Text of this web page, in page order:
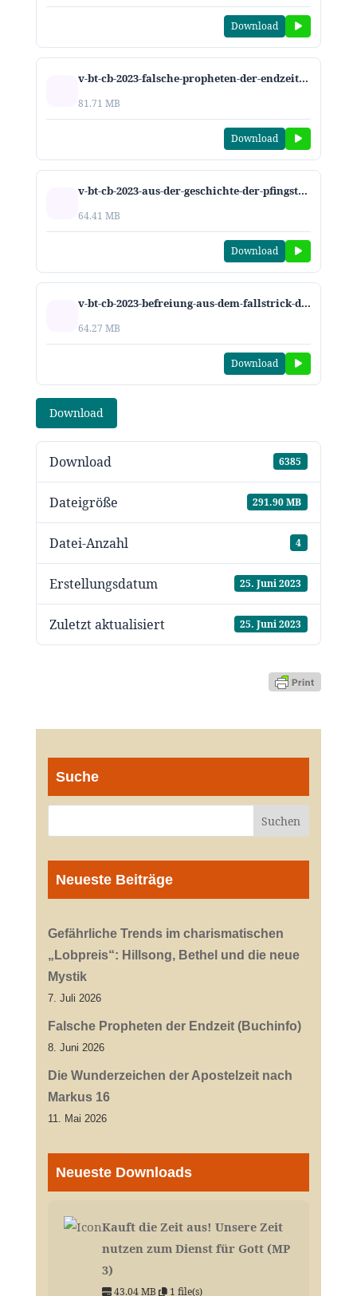
Download
Download 6385
Dateigröße 291.90 MB
Datei-Anzahl 4
Erstellungsdatum 25. Juni 2023
Zuletzt aktualisiert 25. Juni 2023
Download
v-bt-cb-2023-falsche-propheten-der-endzeit.mp3
81.71 MB
Download
v-bt-cb-2023-aus-der-geschichte-der-pfingstbewegung.mp3
64.41 MB
Download
v-bt-cb-2023-befreiung-aus-dem-fallstrick-der-verfuehrung.mp3
64.27 MB
Download
Suche
Neueste Beiträge
Gefährliche Trends im charismatischen
„Lobpreis“: Hillsong, Bethel und die neue
Mystik
7. Juli 2026
Falsche Propheten der Endzeit (Buchinfo)
8. Juni 2026
Die Wunderzeichen der Apostelzeit nach
Markus 16
11. Mai 2026
Neueste Downloads
Kauft die Zeit aus! Unsere Zeit
nutzen zum Dienst für Gott (MP
3)
43.04 MB 1 file(s)